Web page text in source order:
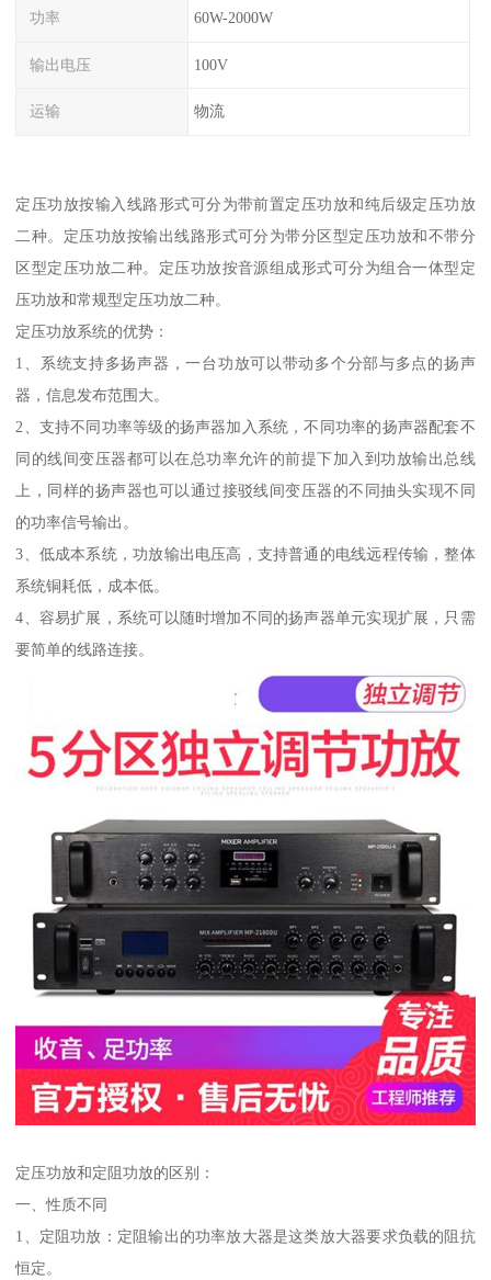
功率 60W-2000W
输出电压 100V
运输 物流
定压功放按输入线路形式可分为带前置定压功放和纯后级定压功放
二种。定压功放按输出线路形式可分为带分区型定压功放和不带分
区型定压功放二种。定压功放按音源组成形式可分为组合一体型定
压功放和常规型定压功放二种。
定压功放系统的优势：
1、系统支持多扬声器，一台功放可以带动多个分部与多点的扬声
器，信息发布范围大。
2、支持不同功率等级的扬声器加入系统，不同功率的扬声器配套不
同的线间变压器都可以在总功率允许的前提下加入到功放输出总线
上，同样的扬声器也可以通过接驳线间变压器的不同抽头实现不同
的功率信号输出。
3、低成本系统，功放输出电压高，支持普通的电线远程传输，整体
系统铜耗低，成本低。
4、容易扩展，系统可以随时增加不同的扬声器单元实现扩展，只需
要简单的线路连接。
定压功放和定阻功放的区别：
一、性质不同
1、定阻功放：定阻输出的功率放大器是这类放大器要求负载的阻抗
恒定。